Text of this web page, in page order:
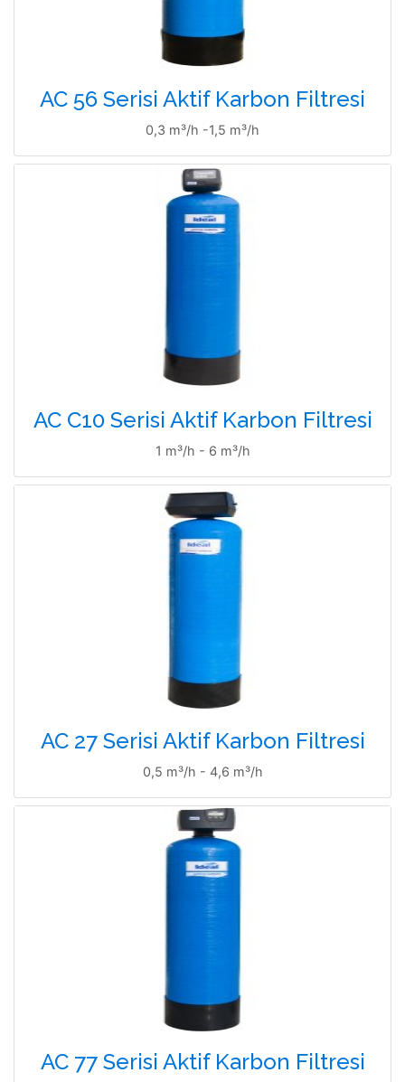
AC 56 Serisi Aktif Karbon Filtresi
0,3 m³/h -1,5 m³/h
AC C10 Serisi Aktif Karbon Filtresi
1 m³/h - 6 m³/h
AC 27 Serisi Aktif Karbon Filtresi
0,5 m³/h - 4,6 m³/h
AC 77 Serisi Aktif Karbon Filtresi